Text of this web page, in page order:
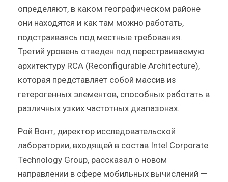
определяют, в каком географическом районе
они находятся и как там можно работать,
подстраиваясь под местные требования.
Третий уровень отведен под перестраиваемую
архитектуру RCA (Reconfigurable Architecture),
которая представляет собой массив из
гетерогенных элементов, способных работать в
различных узких частотных диапазонах.
Рой Вонт, директор исследовательской
лаборатории, входящей в состав Intel Corporate
Technology Group, рассказал о новом
направлении в сфере мобильных вычислений —